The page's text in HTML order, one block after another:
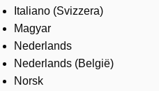
Italiano (Svizzera)
Magyar
Nederlands
Nederlands (België)
Norsk